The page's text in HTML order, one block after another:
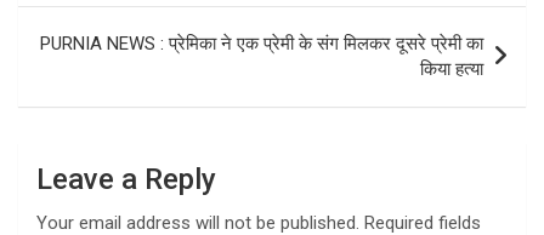
PURNIA NEWS : प्रेमिका ने एक प्रेमी के संग मिलकर दूसरे प्रेमी का
किया हत्या
Leave a Reply
Your email address will not be published. Required fields